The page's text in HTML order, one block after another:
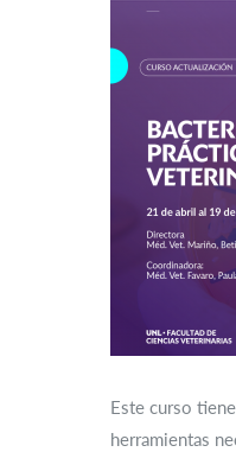
Este curso
herramientas